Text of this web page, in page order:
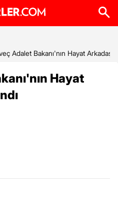
Adalet Bakanı'nın Hayat Arkadaşı
Hayat